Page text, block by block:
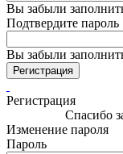
Вы забыли
Подтвердите пароль
Вы забыли
Регистрация
Регистрация
Спасибо
Изменение пароля
Пароль